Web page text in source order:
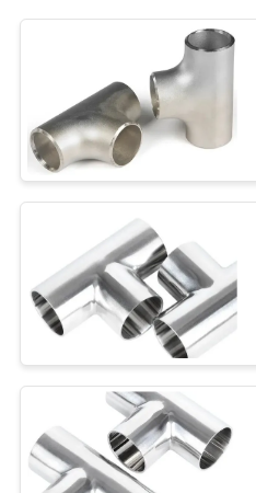
ΑΠΌΣΠΑΣΜΑ
SITEMAP
PRIVACY
POLICY